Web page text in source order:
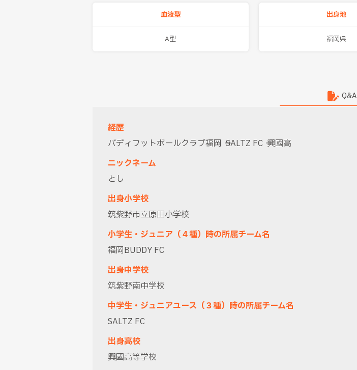
血液型
A型
出身地
福岡県
Q&A
経歴
バディフットボールクラブ福岡 → SALTZ FC → 興國高
ニックネーム
とし
出身小学校
筑紫野市立原田小学校
小学生・ジュニア（４種）時の所属チーム名
福岡BUDDY FC
出身中学校
筑紫野南中学校
中学生・ジュニアユース（３種）時の所属チーム名
SALTZ FC
出身高校
興國高等学校